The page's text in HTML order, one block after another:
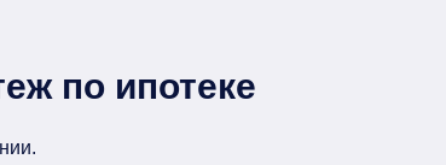
по ипотеке